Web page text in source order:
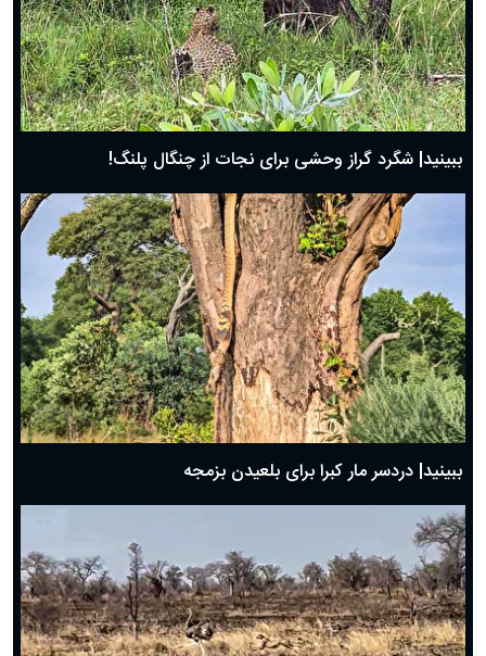
ببینید| شگرد گراز وحشی برای نجات از چنگال پلنگ!
ببینید| دردسر مار کبرا برای بلعیدن بزمجه